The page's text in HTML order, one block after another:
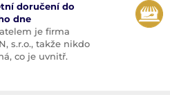
doručení do
dne
je firma
s.r.o., takže nikdo
co je uvnitř.